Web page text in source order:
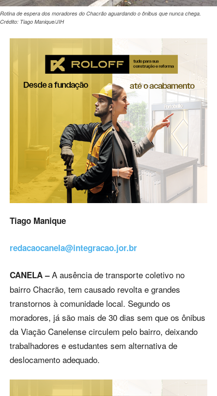
Rotina de espera dos moradores do Chacrão aguardando o ônibus que nunca chega.
Crédito: Tiago Manique/JIH
Tiago Manique
redacaocanela@integracao.jor.br
CANELA –A ausência de transporte coletivo no
bairro Chacrão, tem causado revolta e grandes
transtornos à comunidade local. Segundo os
moradores, já são mais de 30 dias sem que os ônibus
da Viação Canelense circulem pelo bairro, deixando
trabalhadores e estudantes sem alternativa de
deslocamento adequado.